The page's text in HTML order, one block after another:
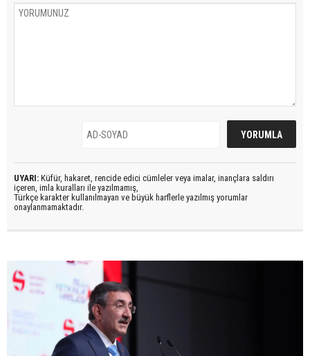
UYARI: Küfür, hakaret, rencide edici cümleler veya imalar, inançlara saldırı
içeren, imla kuralları ile yazılmamış,
Türkçe karakter kullanılmayan ve büyük harflerle yazılmış yorumlar
onaylanmamaktadır.